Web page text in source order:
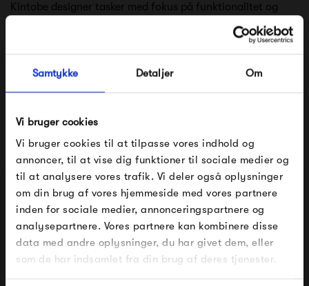
Samtykke Detaljer Om
Vi bruger cookies
Vi bruger cookies til at tilpasse vores indhold og
annoncer, til at vise dig funktioner til sociale medier og
til at analysere vores trafik. Vi deler også oplysninger
om din brug af vores hjemmeside med vores partnere
inden for sociale medier, annonceringspartnere og
analysepartnere. Vores partnere kan kombinere disse
data med andre oplysninger, du har givet dem, eller
som de har indsamlet fra din brug af deres tjenester.
Kintobe designer tasker med fokus på funktionalitet og
praktik. Der anvendes slidstærke tekstiler og tænkes på
brugervenlighed og multifunktionalitet i designet, som
sikrer, at Kintobes tasker kan følge dig i hverdagslivet.
for hver kollektion, arbejdes der hen mod målet om en
100% bæredygtig taske.
Se alle varer fra Kintobe
Produkter fra samme kategori
FÅ 10% PÅ DIN NÆSTE ORDRE
Indtast din e-mail, så sender vi rabatkoden til dig på
mail. Minimumsbeløb er 499 kr. for at indløse
rabatten.
Gælder ikke på produkter fra Fermob, File Under